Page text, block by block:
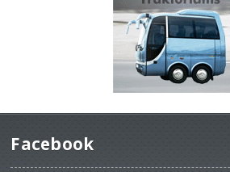
Facebook